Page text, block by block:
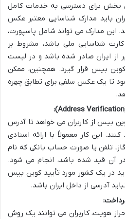
بخش برای دسترسی به خدمات کامل
باید مدارک شناسایی معتبر عکس
این مدارک می تواند شامل پاسپورت،
کارت شناسایی ملی باشد، مشروط بر
از ایران صادر شده باشد و در لیست
بیس قرار گیرد. همچنین، ممکن
تا یک عکس سلفی برای تطابق چهره
بیس از کاربران می خواهد تا آدرس
این کار معمولاً با ارائه اسنادی
تلفن یا صورت حساب بانکی که نام
آن قید شده باشد، انجام می شود.
در یک کشور مورد تأیید کوین بیس
آدرسی از داخل ایران باشد.
هویت، کاربران می توانند یک روش